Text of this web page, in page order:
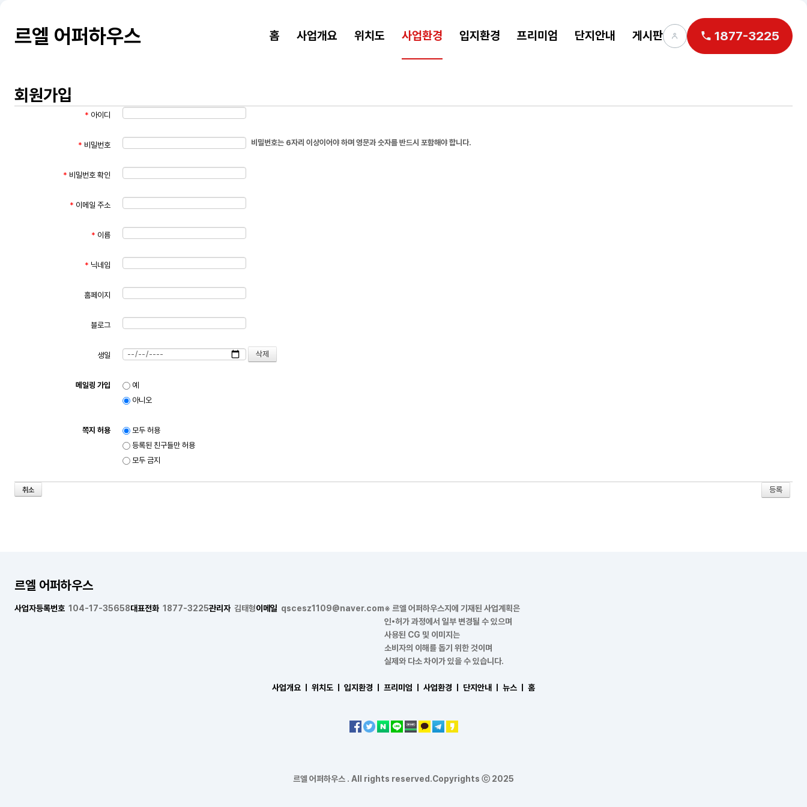
르엘 어퍼하우스 홈 사업개요 위치도 사업환경 입지환경 프리미엄 단지안내 게시판 1877-3225
회원가입
* 아이디
* 비밀번호 비밀번호는 6자리 이상이어야 하며 영문과 숫자를 반드시 포함해야 합니다.
* 비밀번호 확인
* 이메일 주소
* 이름
* 닉네임
홈페이지
블로그
생일
메일링 가입
예
아니오
쪽지 허용
모두 허용
등록된 친구들만 허용
모두 금지
취소
르엘 어퍼하우스
사업자등록번호 104-17-35658대표전화 1877-3225관리자 김태형이메일 qscesz1109@naver.com※ 르엘 어퍼하우스지에 기재된 사업계획은
인•허가 과정에서 일부 변경될 수 있으며
사용된 CG 및 이미지는
소비자의 이해를 돕기 위한 것이며
실제와 다소 차이가 있을 수 있습니다.
사업개요 ㅣ 위치도 ㅣ 입지환경 ㅣ 프리미엄 ㅣ 사업환경 ㅣ 단지안내 ㅣ 뉴스 ㅣ 홈
르엘 어퍼하우스 . All rights reserved.Copyrights ⓒ 2025